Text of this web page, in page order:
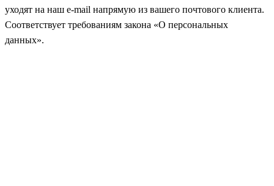
уходят на наш e‑mail напрямую из вашего почтового клиента.
Соответствует требованиям закона «О персональных
данных».